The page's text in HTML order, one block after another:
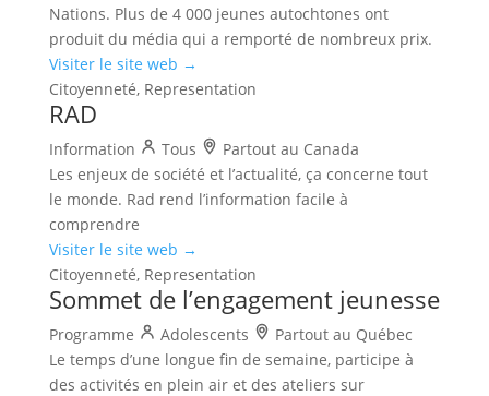
Nations. Plus de 4 000 jeunes autochtones ont
produit du média qui a remporté de nombreux prix.
Visiter le site web →
Citoyenneté, Representation
RAD
Information Tous
Partout au Canada
Les enjeux de société et l’actualité, ça concerne tout
le monde. Rad rend l’information facile à
comprendre
Visiter le site web →
Citoyenneté, Representation
Sommet de l’engagement jeunesse
Programme Adolescents
Partout au Québec
Le temps d’une longue fin de semaine, participe à
des activités en plein air et des ateliers sur